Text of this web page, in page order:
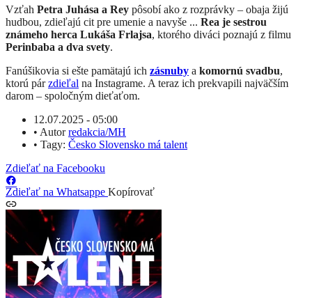
Vzťah Petra Juhása a Rey pôsobí ako z rozprávky – obaja žijú
hudbou, zdieľajú cit pre umenie a navyše ... Rea je sestrou
známeho herca Lukáša Frlajsa, ktorého diváci poznajú z filmu
Perinbaba a dva svety.
Fanúšikovia si ešte pamätajú ich zásnuby a komornú svadbu,
ktorú párzdieľal na Instagrame. A teraz ich prekvapili najväčším
darom – spoločným dieťaťom.
12.07.2025 - 05:00
• Autorredakcia/MH
• Tagy: Česko Slovensko má talent
Zdieľať na Facebooku
Zdieľať na Whatsappe Kopírovať